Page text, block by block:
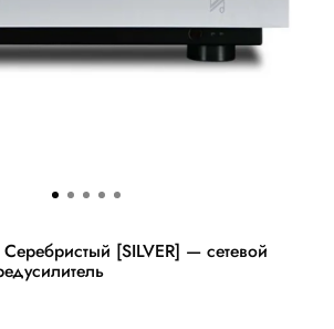
[SILVER] — сетевой